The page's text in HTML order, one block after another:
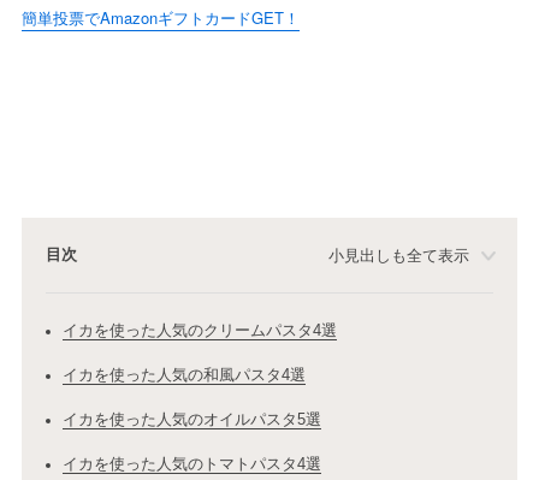
簡単投票でAmazonギフトカードGET！
目次 小見出しも全て表示
イカを使った人気のクリームパスタ4選
イカを使った人気の和風パスタ4選
イカを使った人気のオイルパスタ5選
イカを使った人気のトマトパスタ4選